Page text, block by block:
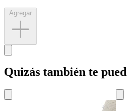
Quizás también te